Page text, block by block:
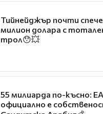
Тийнейджър почти
милион долара с
трол😯💥
55 милиарда по-късно:
официално е